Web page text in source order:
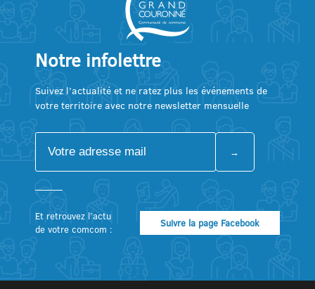
Notre infolettre
Suivez l’actualité et ne ratez plus les événements de
votre territoire avec notre newsletter mensuelle
Et retrouvez l’actu
de votre comcom :
Suivre la page Facebook